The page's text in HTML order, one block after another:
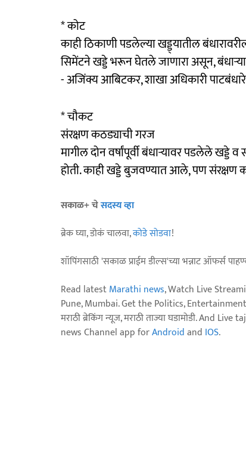
* कोट
काही ठिकाणी पडलेल्या खड्ड्यातील
सिमेंटने खड्डे भरून घेतले जाणारा असून,
- अजिंक्य आबिटकर, शाखा अधिकारी
* चौकट
संरक्षण कठड्याची गरज
मागील दोन वर्षांपूर्वी बंधाऱ्यावर पडलेले
होती. काही खड्डे बुजवण्यात आले, पण संरक्षण
सकाळ+ चेसदस्य व्हा
ब्रेक घ्या, डोकं चालवा,कोडे सोडवा!
शॉपिंगसाठी 'सकाळ प्राईम डील्स'च्या भन्नाट ऑफर्स
Read latestMarathi news, Watch Live
Pune, Mumbai. Get the Politics,
मराठी ब्रेकिंग न्यूज, मराठी ताज्या घडामोडी. And
news Channel app forAndroidand IOS.